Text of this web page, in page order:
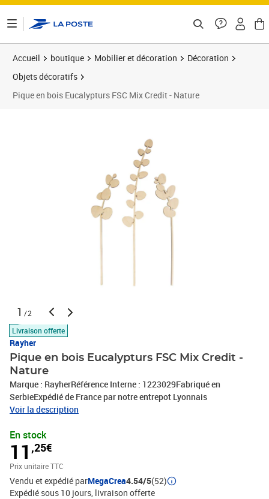
Accueil boutique Mobilier et décoration
Décoration
Objets décoratifs
Pique en bois Eucalypturs FSC Mix Credit - Nature
1 /2
Livraison offerte
Rayher
Pique en bois Eucalypturs FSC Mix Credit -
Nature
Marque : RayherRéférence Interne : 1223029Fabriqué en
SerbieExpédié de France par notre entrepot Lyonnais
Voir la description
En stock
11 ,25€
Prix unitaire TTC
Vendu et expédié parMegaCrea4.54/5(52)
Expédié sous 10 jours livraison offerte